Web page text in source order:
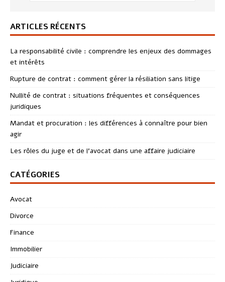
ARTICLES RÉCENTS
La responsabilité civile : comprendre les enjeux des dommages
et intérêts
Rupture de contrat : comment gérer la résiliation sans litige
Nullité de contrat : situations fréquentes et conséquences
juridiques
Mandat et procuration : les différences à connaître pour bien
agir
Les rôles du juge et de l’avocat dans une affaire judiciaire
CATÉGORIES
Avocat
Divorce
Finance
Immobilier
Judiciaire